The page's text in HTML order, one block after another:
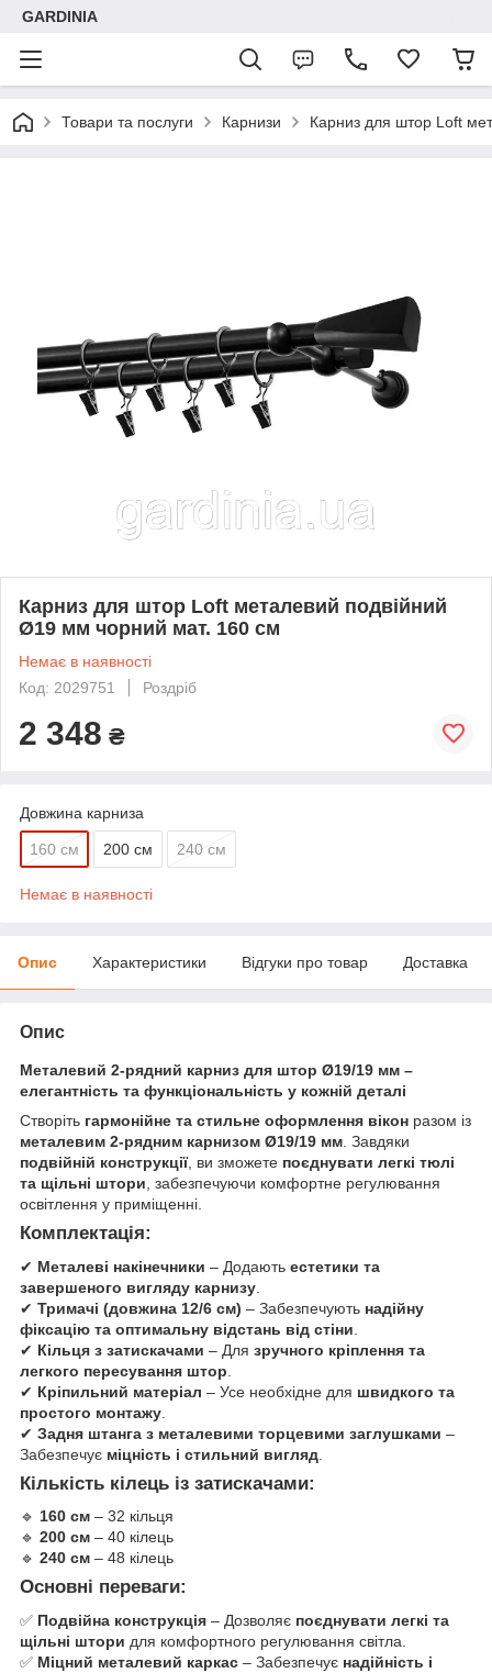
GARDINIA
Товари та послуги Карнизи Карниз для штор Loft
Карниз для штор Loft металевий подвійний
Ø19 мм чорний мат. 160 см
Немає в наявності
Код: 2029751
Роздріб
2 348 ₴
Довжина карниза
160 см 200 см 240 см
Немає в наявності
Опис Характеристики Відгуки про товар Доставка
Опис
Металевий 2-рядний карниз для штор Ø19/19 мм –
елегантність та функціональність у кожній деталі
Створіть гармонійне та стильне оформлення вікон разом із
металевим 2-рядним карнизом Ø19/19 мм . Завдяки
подвійній конструкції, ви зможете поєднувати легкі тюлі
та щільні штори , забезпечуючи комфортне регулювання
освітлення у приміщенні.
Комплектація:
✔ Металеві накінечники – Додають естетики та
завершеного вигляду карнизу
✔ Тримачі (довжина 12/6 см) – Забезпечують надійну
фіксацію та оптимальну відстань від стіни
✔ Кільця з затискачами – Для зручного кріплення та
легкого пересування штор
✔ Кріпильний матеріал – Усе необхідне для швидкого та
простого монтажу
✔ Задня штанга з металевими торцевими заглушками –
Забезпечує міцність і стильний вигляд
Кількість кілець із затискачами:
🔹 160 см – 32 кільця
🔹 200 см – 40 кілець
🔹 240 см – 48 кілець
Основні переваги:
✅ Подвійна конструкція – Дозволяє поєднувати легкі та
щільні штори для комфортного регулювання світла.
✅ Міцний металевий каркас – Забезпечує надійність і